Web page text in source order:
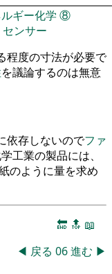
ギー化学 ⑧
センサー
程度の寸法が必要で
を議論するのは無意
依存しないのでファ
工業の製品には、
のように量を求め
🔚 🔝 📖
◀ 戻る 06進む ▶